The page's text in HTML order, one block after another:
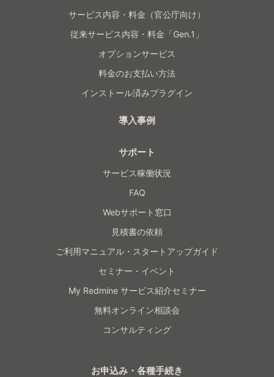
サービス内容・料金（官公庁向け）
従来サービス内容・料金「Gen.1」
オプションサービス
料金のお支払い方法
インストール済みプラグイン
導入事例
サポート
サービス稼働状況
FAQ
Webサポート窓口
見積書の依頼
ご利用マニュアル・スタートアップガイド
セミナー・イベント
My Redmine サービス紹介セミナー
無料オンライン相談会
コンサルティング
お申込み・各種手続き